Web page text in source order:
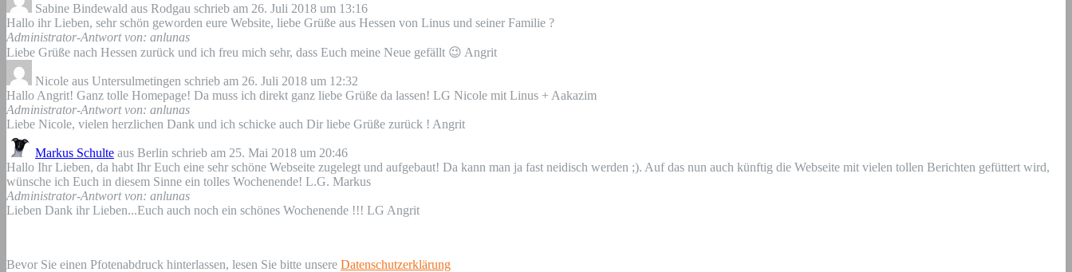
Sabine Bindewald aus Rodgau schrieb am 26. Juli 2018 um 13:16
Hallo ihr Lieben, sehr schön geworden eure Website, liebe Grüße aus Hessen von Linus und seiner Familie ?
Administrator-Antwort von: anlunas
Liebe Grüße nach Hessen zurück und ich freu mich sehr, dass Euch meine Neue gefällt 😉 Angrit
Nicole aus Untersulmetingen schrieb am 26. Juli 2018 um 12:32
Hallo Angrit! Ganz tolle Homepage! Da muss ich direkt ganz liebe Grüße da lassen! LG Nicole mit Linus + Aakazim
Administrator-Antwort von: anlunas
Liebe Nicole, vielen herzlichen Dank und ich schicke auch Dir liebe Grüße zurück ! Angrit
Markus Schulte aus Berlin schrieb am 25. Mai 2018 um 20:46
Hallo Ihr Lieben, da habt Ihr Euch eine sehr schöne Webseite zugelegt und aufgebaut! Da kann man ja fast neidisch werden ;). Auf das nun auch künftig die Webseite mit vielen tollen Berichten gefüttert wird,
wünsche ich Euch in diesem Sinne ein tolles Wochenende! L.G. Markus
Administrator-Antwort von: anlunas
Lieben Dank ihr Lieben...Euch auch noch ein schönes Wochenende !!! LG Angrit
Bevor Sie einen Pfotenabdruck hinterlassen, lesen Sie bitte unsere Datenschutzerklärung